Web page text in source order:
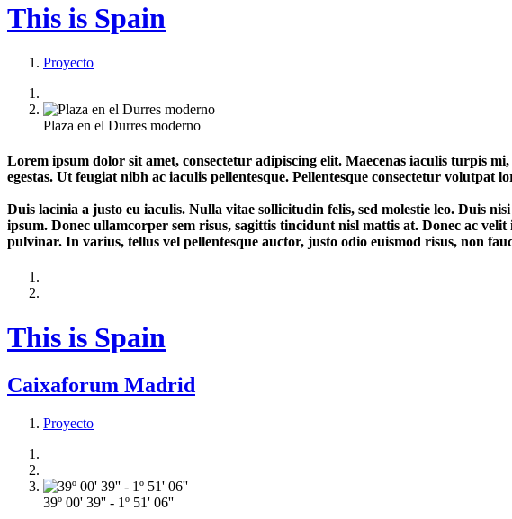
This is Spain
Proyecto
Plaza en el Durres moderno
Lorem ipsum dolor sit amet, consectetur adipiscing elit. Maecenas iaculis turpis
egestas. Ut feugiat nibh ac iaculis pellentesque. Pellentesque consectetur
Duis lacinia a justo eu iaculis. Nulla vitae sollicitudin felis, sed molestie leo. Duis
ipsum. Donec ullamcorper sem risus, sagittis tincidunt nisl mattis at. Donec ac
pulvinar. In varius, tellus vel pellentesque auctor, justo odio euismod risus, non
This is Spain
Caixaforum Madrid
Proyecto
39º 00' 39'' - 1º 51' 06''